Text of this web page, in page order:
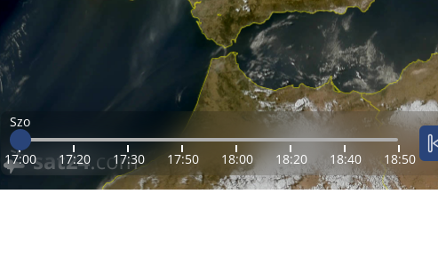
Szo
17:00 17:20 17:30 17:50 18:00 18:20 18:40 18:50